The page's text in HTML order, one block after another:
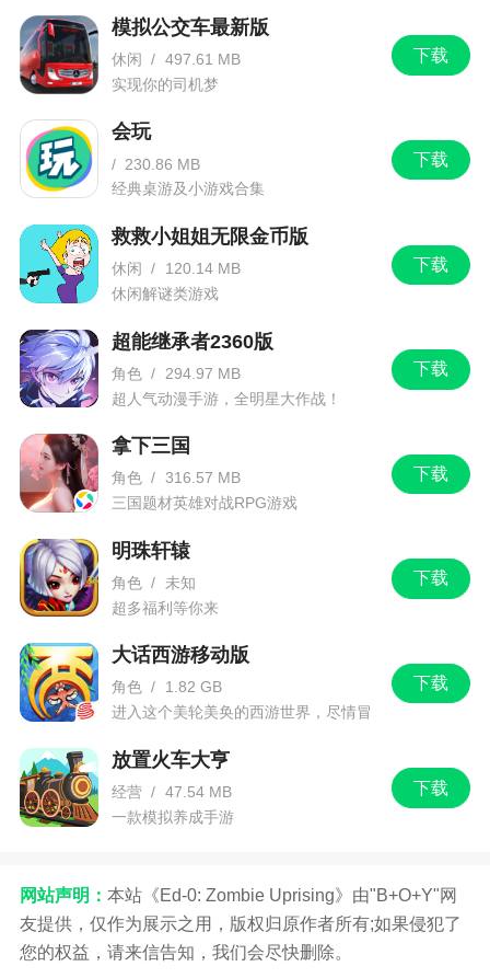
更新日志
图、封神榜！
2.全新封神&战神系统上线：破阵玩法、法宝玩
3.全新赛季开启，超多活动等你参与！
下载
模拟公交车最新版
休闲 / 497.61 MB
实现你的司机梦
下载
会玩
/ 230.86 MB
经典桌游及小游戏合集
下载
救救小姐姐无限金币版
休闲 /
120.14 MB
休闲解谜类游戏
下载
超能继承者2360版
角色 /
294.97 MB
超人气动漫手游，全明星大作战！
下载
拿下三国
角色 / 316.57 MB
三国题材英雄对战RPG游戏
下载
明珠轩辕
角色 /
未知
超多福利等你来
下载
大话西游移动版
角色 /
1.82 GB
进入这个美轮美奂的西游世界，尽情冒
下载
放置火车大亨
经营 / 47.54 MB
一款模拟养成手游
网站声明： 本站《Ed-0: Zombie Uprising》由"B+O+Y"网
友提供，仅作为展示之用，版权归原作者所有;如果侵犯了
您的权益，请来信告知，我们会尽快删除。